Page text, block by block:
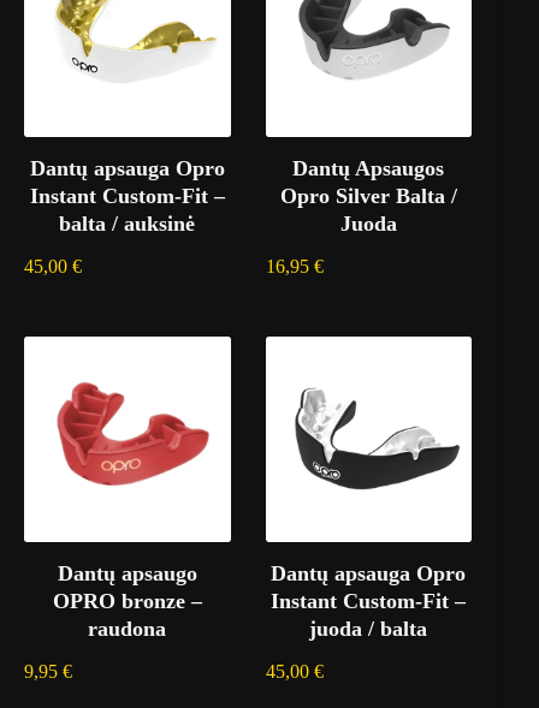
Dantų apsauga Opro
Instant Custom-Fit –
balta / auksinė
45,00 €
Dantų Apsaugos
Opro Silver Balta /
Juoda
16,95 €
Dantų apsaugo
OPRO bronze –
raudona
9,95 €
Dantų apsauga Opro
Instant Custom-Fit –
juoda / balta
45,00 €